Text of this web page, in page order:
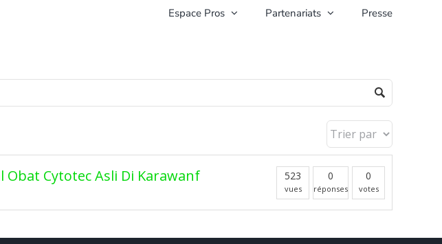
Espace Pros Partenariats Presse
Obat Cytotec Asli Di Karawanf 523
vues
0
réponses
0
votes